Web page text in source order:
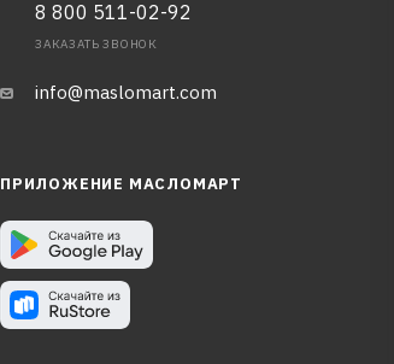
8 800 511-02-92
ЗАКАЗАТЬ ЗВОНОК
info@maslomart.com
ПРИЛОЖЕНИЕ МАСЛОМАРТ